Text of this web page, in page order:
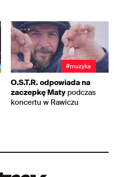
#muzyka
O.S.T.R. odpowiada na
zaczepkę Matypodczas
koncertu w Rawiczu